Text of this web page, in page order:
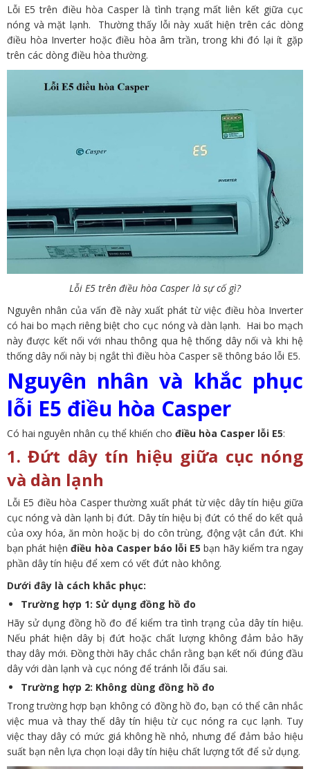
Lỗi E5 trên điều hòa Casper là tình trạng mất liên kết giữa cục
nóng và mặt lạnh. Thường thấy lỗi này xuất hiện trên các dòng
điều hòa Inverter hoặc điều hòa âm trần, trong khi đó lại ít gặp
trên các dòng điều hòa thường.
Lỗi E5 trên điều hòa Casper là sự cố gì?
Nguyên nhân của vấn đề này xuất phát từ việc điều hòa Inverter
có hai bo mạch riêng biệt cho cục nóng và dàn lạnh. Hai bo mạch
này được kết nối với nhau thông qua hệ thống dây nối và khi hệ
thống dây nối này bị ngắt thì điều hòa Casper sẽ thông báo lỗi E5.
Nguyên nhân và khắc phục
lỗi E5 điều hòa Casper
Có hai nguyên nhân cụ thể khiến cho điều hòa Casper lỗi E5:
1. Đứt dây tín hiệu giữa cục nóng
và dàn lạnh
Lỗi E5 điều hòa Casper thường xuất phát từ việc dây tín hiệu giữa
cục nóng và dàn lạnh bị đứt. Dây tín hiệu bị đứt có thể do kết quả
của oxy hóa, ăn mòn hoặc bị do côn trùng, động vật cắn đứt. Khi
bạn phát hiệnđiều hòa Casper báo lỗi E5 bạn hãy kiểm tra ngay
phần dây tín hiệu để xem có vết đứt nào không.
Dưới đây là cách khắc phục:
Trường hợp 1: Sử dụng đồng hồ đo
Hãy sử dụng đồng hồ đo để kiểm tra tình trạng của dây tín hiệu.
Nếu phát hiện dây bị đứt hoặc chất lượng không đảm bảo hãy
thay dây mới. Đồng thời hãy chắc chắn rằng bạn kết nối đúng đầu
dây với dàn lạnh và cục nóng để tránh lỗi đấu sai.
Trường hợp 2: Không dùng đồng hồ đo
Trong trường hợp bạn không có đồng hồ đo, bạn có thể cân nhắc
việc mua và thay thế dây tín hiệu từ cục nóng ra cục lạnh. Tuy
việc thay dây có mức giá không hề nhỏ, nhưng để đảm bảo hiệu
suất bạn nên lựa chọn loại dây tín hiệu chất lượng tốt để sử dụng.